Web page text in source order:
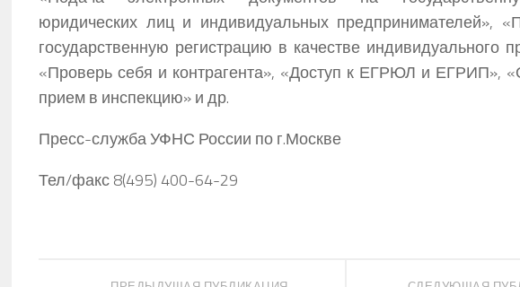
юридических лиц и индивидуальных предпринимателей»,
государственную регистрацию в качестве индивидуального
«Проверь себя и контрагента», «Доступ к ЕГРЮЛ и ЕГРИП»,
прием в инспекцию» и др.
Пресс-служба УФНС России по г.Москве
Тел/факс 8(495) 400-64-29